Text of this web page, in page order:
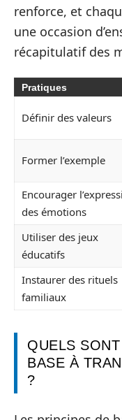
renforce, et
une occasion
récapitulatif des
Pratiques
Définir des valeurs
Former l’exemple
Encourager
des émotions
Utiliser des jeux
éducatifs
Instaurer des rituels
familiaux
QUELS
BASE À
?